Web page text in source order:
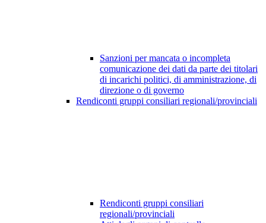
Sanzioni per mancata o incompleta
comunicazione dei dati da parte dei titolari
di incarichi politici, di amministrazione, di
direzione o di governo
Rendiconti gruppi consiliari regionali/provinciali
Rendiconti gruppi consiliari
regionali/provinciali